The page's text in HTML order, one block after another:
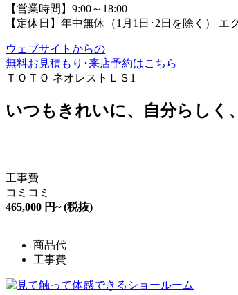
【営業時間】9:00～18:00
【定休日】年中無休（1月1日･2日を除く） エ
ウェブサイトからの
無料お見積もり･来店予約はこちら
ＴＯＴＯ ネオレストＬＳ1
いつもきれいに、自分らしく
工事費
コミコミ
465,000 円~(税抜)
商品代
工事費